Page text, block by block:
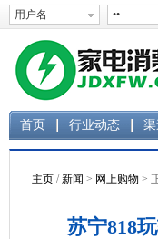
首页 行业动态
主页 /新闻 > 网上购物 >
苏宁818